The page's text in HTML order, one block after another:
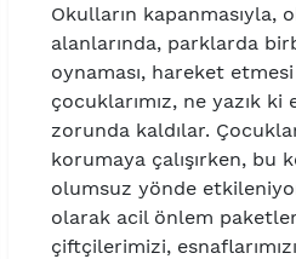
Okulların kapanmasıyla,
alanlarında, parklarda
oynaması, hareket
çocuklarımız, ne yazık
zorunda kaldılar.
korumaya çalışırken, bu
olumsuz yönde
olarak acil önlem
çiftçilerimizi,